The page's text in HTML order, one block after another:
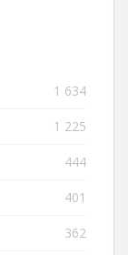
1 634
1 225
444
401
362